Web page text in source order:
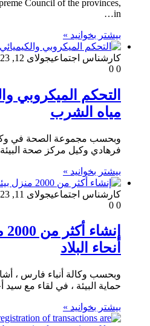
Council of the provinces,
in…
بیشتر بخوانید »
کارشناس اجتماعیجولای 12, 2023
0
التحكم الميكروبي
مياه الشرب
وبحسب مجموعة الصحة في
فرهادي وكيل مركز صحة
بیشتر بخوانید »
کارشناس اجتماعیجولای 11, 2023
0
أنحاء البلاد
وبحسب وكالة أنباء فارس ،
حماية البيئة ، في لقاء مع
بیشتر بخوانید »